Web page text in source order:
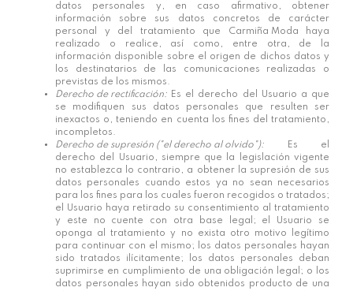
datos personales y, en caso afirmativo, obtener
información sobre sus datos concretos de carácter
personal y del tratamiento que
Carmiña Moda haya
realizado o realice, así como, entre otra, de la
información disponible sobre el origen de dichos datos y
los destinatarios de las comunicaciones realizadas o
previstas de los mismos.
Derecho de rectificación: Es el derecho del Usuario a que
se modifiquen sus datos personales que resulten ser
inexactos o, teniendo en cuenta los fines del tratamiento,
incompletos.
Derecho de supresión ("el derecho al olvido"): Es el
derecho del Usuario, siempre que la legislación vigente
no establezca lo contrario, a obtener la supresión de sus
datos personales cuando estos ya no sean necesarios
para los fines para los cuales fueron recogidos o tratados;
el Usuario haya retirado su consentimiento al tratamiento
y este no cuente con otra base legal; el Usuario se
oponga al tratamiento y no exista otro motivo legítimo
para continuar con el mismo; los datos personales hayan
sido tratados ilícitamente; los datos personales deban
suprimirse en cumplimiento de una obligación legal; o los
datos personales hayan sido obtenidos producto de una